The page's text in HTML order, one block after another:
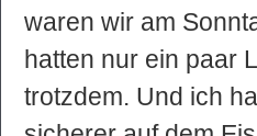
waren wir am
hatten nur ein paar
trotzdem. Und ich